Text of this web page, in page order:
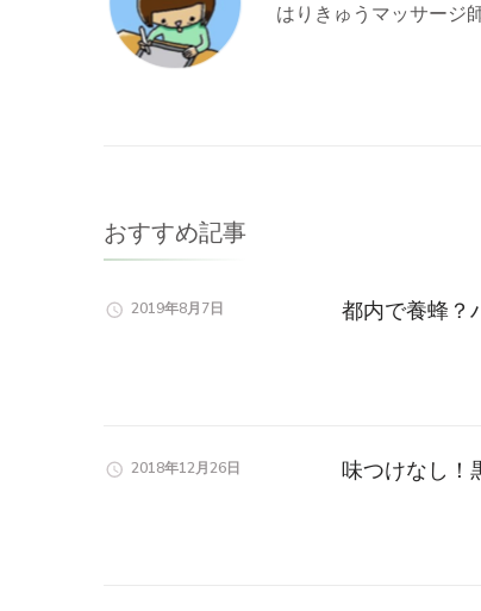
はりきゅうマッサージ
おすすめ記事
2019年8月7日 都内で養蜂？
2018年12月26日 味つけなし！